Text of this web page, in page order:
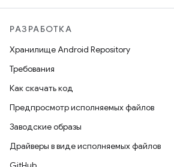
РАЗРАБОТКА
Хранилище Android Repository
Требования
Как скачать код
Предпросмотр исполняемых файлов
Заводские образы
Драйверы в виде исполняемых файлов